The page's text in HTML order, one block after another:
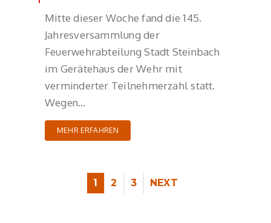
Mitte dieser Woche fand die 145.
Jahresversammlung der
Feuerwehrabteilung Stadt Steinbach
im Gerätehaus der Wehr mit
verminderter Teilnehmerzahl statt.
Wegen…
MEHR ERFAHREN
1 2 3 NEXT